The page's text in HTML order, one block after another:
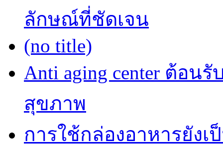
ลักษณ์ที่ชัดเจน
(no title)
Anti aging center ต้อน
สุขภาพ
การใช้กล่องอาหารยังเ